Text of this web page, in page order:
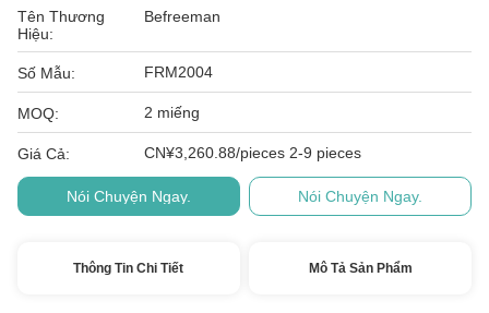
Tên Thương
Hiệu:
Befreeman
Số Mẫu: FRM2004
MOQ: 2 miếng
Giá Cả: CN¥3,260.88/pieces 2-9 pieces
Nói Chuyện Ngay. Nói Chuyện Ngay.
Thông Tin Chi Tiết Mô Tả Sản Phẩm